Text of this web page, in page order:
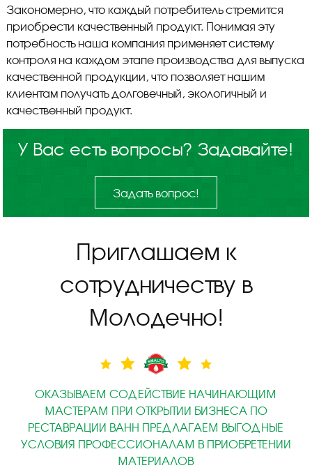
Закономерно, что каждый потребитель стремится
приобрести качественный продукт. Понимая эту
потребность наша компания применяет систему
контроля на каждом этапе производства для выпуска
качественной продукции, что позволяет нашим
клиентам получать долговечный, экологичный и
качественный продукт.
У Вас есть вопросы? Задавайте!
Задать вопрос!
Приглашаем к
сотрудничеству в
Молодечно!
ОКАЗЫВАЕМ СОДЕЙСТВИЕ НАЧИНАЮЩИМ
МАСТЕРАМ ПРИ ОТКРЫТИИ БИЗНЕСА ПО
РЕСТАВРАЦИИ ВАНН ПРЕДЛАГАЕМ ВЫГОДНЫЕ
УСЛОВИЯ ПРОФЕССИОНАЛАМ В ПРИОБРЕТЕНИИ
МАТЕРИАЛОВ